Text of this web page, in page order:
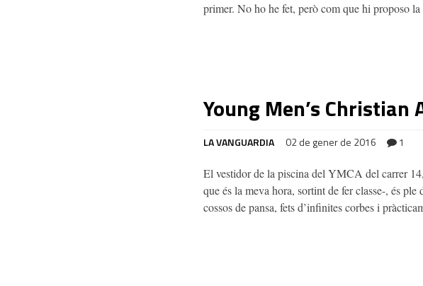
primer. No ho he fet, però com que hi proposo
Young Men’s Christian
LA VANGUARDIA 02 de gener de 2016 1
El vestidor de la piscina del YMCA del carrer
que és la meva hora, sortint de fer classe-, és
cossos de pansa, fets d’infinites corbes i